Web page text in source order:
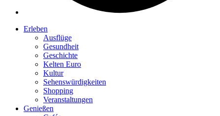
Erleben
Ausflüge
Gesundheit
Geschichte
Kelten Euro
Kultur
Sehenswürdigkeiten
Shopping
Veranstaltungen
Genießen